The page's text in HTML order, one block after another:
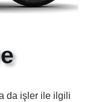
da işler ile ilgili